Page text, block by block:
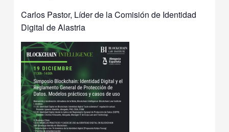
Carlos Pastor, Líder de la Comisión de Identidad
Digital de Alastria